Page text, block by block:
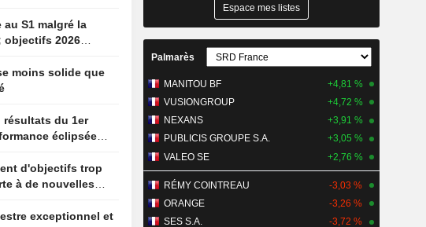
de 742
de dollars pour
en Inde
objectifs 2026
éclipsée
à de nouvelles
Espace mes listes
Palmarès
MANITOU BF
+4,81 %
VUSIONGROUP
+4,72 %
NEXANS
+3,91 %
PUBLICIS GROUPE S.A.
+3,05 %
VALEO SE
+2,76 %
RÉMY COINTREAU
-3,03 %
ORANGE
-3,26 %
SES S.A.
-3,72 %